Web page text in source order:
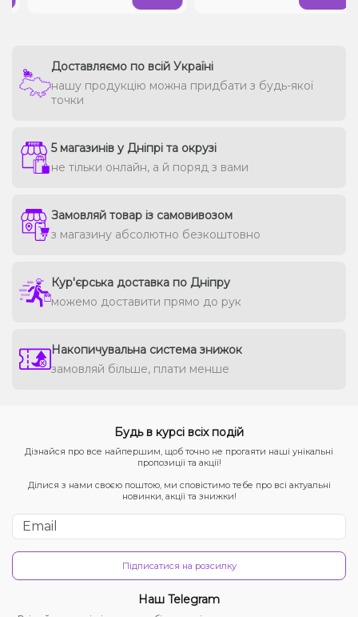
Доставляємо по всій Україні
нашу продукцію можна придбати з будь-якої
точки
5 магазинів у Дніпрі та окрузі
не тільки онлайн, а й поряд з вами
Замовляй товар із самовивозом
з магазину абсолютно безкоштовно
Кур'єрська доставка по Дніпру
можемо доставити прямо до рук
Накопичувальна система знижок
замовляй більше, плати менше
Будь в курсі всіх подій
Дізнайся про все найпершим, щоб точно не прогаяти наші унікальні
пропозиції та акції!
Ділися з нами своєю поштою, ми сповістимо тебе про всі актуальні
новинки, акції та знижки!
Підписатися на розсилку
Наш Telegram